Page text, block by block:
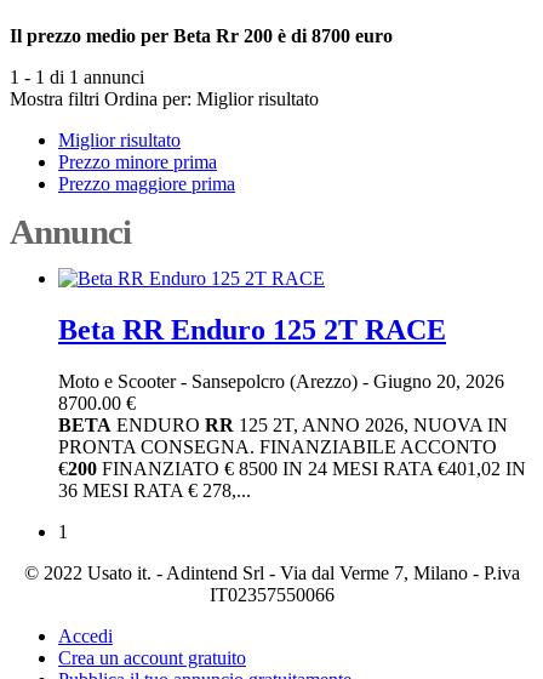
Il prezzo medio per Beta Rr 200 è di 8700 euro
1 - 1 di 1 annunci
Mostra filtri Ordina per: Miglior risultato
Miglior risultato
Prezzo minore prima
Prezzo maggiore prima
Annunci
Beta RR Enduro 125 2T RACE
Moto e Scooter- Sansepolcro (Arezzo) - Giugno 20, 2026
8700.00 €
BETA ENDURO RR 125 2T, ANNO 2026, NUOVA IN
PRONTA CONSEGNA. FINANZIABILE ACCONTO
€200 FINANZIATO € 8500 IN 24 MESI RATA €401,02 IN
36 MESI RATA € 278,...
1
© 2022 Usato it. - Adintend Srl - Via dal Verme 7, Milano - P.iva
IT02357550066
Accedi
Crea un account gratuito